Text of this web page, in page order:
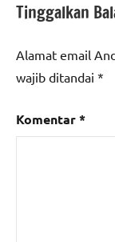
Tinggalkan
Alamat email
wajib ditandai *
Komentar*